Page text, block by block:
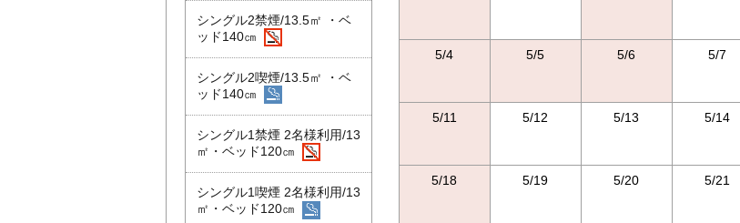
シングル2禁煙/13.5㎡ ・ベ
ッド140㎝
シングル2喫煙/13.5㎡ ・ベ
ッド140㎝
シングル1禁煙 2名様利用/13
㎡・ベッド120㎝
シングル1喫煙 2名様利用/13
㎡・ベッド120㎝
5/4 5/5 5/6 5/7
5/11 5/12 5/13 5/14
5/18 5/19 5/20 5/21